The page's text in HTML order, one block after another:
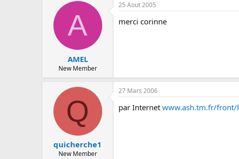
A
AMEL
New Member
25 Aout 2005
merci corinne
Q
quicherche1
New Member
27 Mars 2006
par Internet www.ash.tm.fr/front/